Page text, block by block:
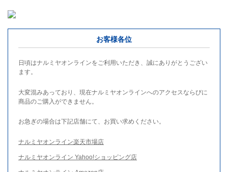
お客様各位
日頃はナルミヤオンラインをご利用いただき、誠にありがとうござい
ます。
大変混みあっており、現在ナルミヤオンラインへのアクセスならびに
商品のご購入ができません。
お急ぎの場合は下記店舗にて、お買い求めください。
ナルミヤオンライン楽天市場店
ナルミヤオンライン Yahoo!ショッピング店